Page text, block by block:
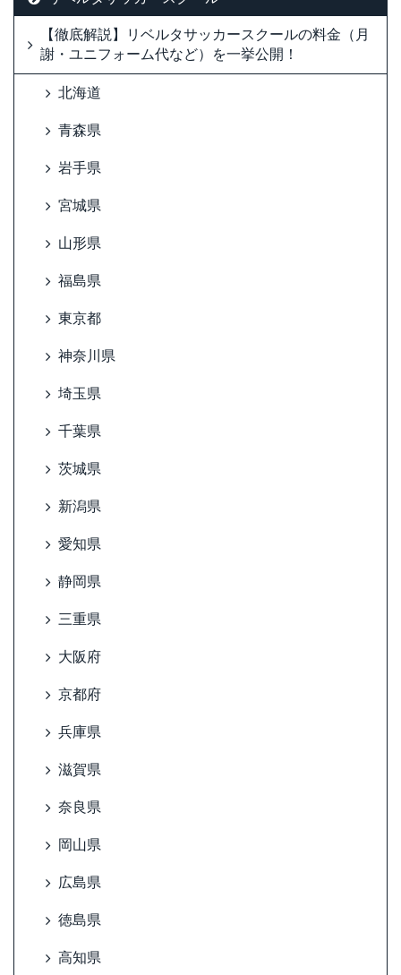
【徹底解説】リベルタサッカースクールの料金（月
謝・ユニフォーム代など）を一挙公開！
北海道
青森県
岩手県
宮城県
山形県
福島県
東京都
神奈川県
埼玉県
千葉県
茨城県
新潟県
愛知県
静岡県
三重県
大阪府
京都府
兵庫県
滋賀県
奈良県
岡山県
広島県
徳島県
高知県